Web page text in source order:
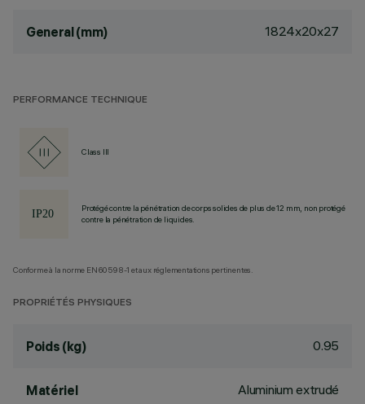
General (mm) 1824x20x27
PERFORMANCE TECHNIQUE
Class III
Protégé contre la pénétration de corps solides de plus de 12 mm, non protégé
contre la pénétration de liquides.
Conforme à la norme EN60598-1 et aux réglementations pertinentes.
PROPRIÉTÉS PHYSIQUES
Poids (kg) 0.95
Matériel Aluminium extrudé